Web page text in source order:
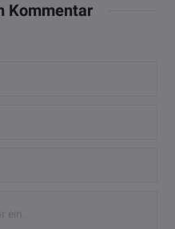
Kommentar